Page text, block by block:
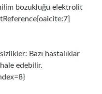
bozukluğu elektrolit
Bazı hastalıklar
edebilir.